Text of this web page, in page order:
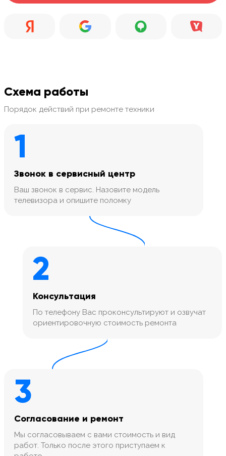
Схема работы
Порядок действий при ремонте техники
1
Звонок в сервисный центр
Ваш звонок в сервис. Назовите модель
телевизора и опишите поломку
2
Консультация
По телефону Вас проконсультируют и озвучат
ориентировочную стоимость ремонта
3
Согласование и ремонт
Мы согласовываем с вами стоимость и вид
работ. Только после этого приступаем к